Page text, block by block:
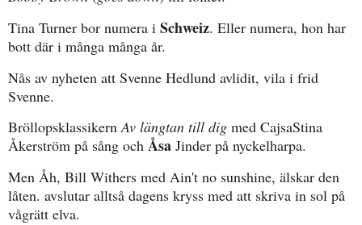
Tina Turner bor numera i Schweiz. Eller numera, hon har
bott där i många många år.
Nås av nyheten att Svenne Hedlund avlidit, vila i frid
Svenne.
BröllopsklassikernAv längtan till dig med CajsaStina
Åkerström på sång och Åsa Jinder på nyckelharpa.
Men Åh, Bill Withers med Ain't no sunshine, älskar den
låten. avslutar alltså dagens kryss med att skriva in sol på
vågrätt elva.